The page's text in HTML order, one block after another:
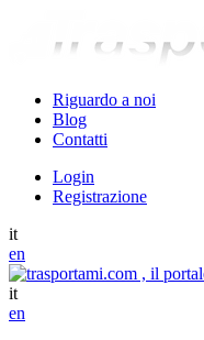
Riguardo a noi
Blog
Contatti
Login
Registrazione
it
en
it
en